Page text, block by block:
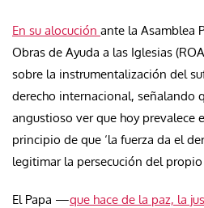
En su alocución ante la Asamblea
Obras de Ayuda a las Iglesias
sobre la instrumentalización del
derecho internacional, señalando
angustioso ver que hoy prevalece
principio de que ‘la fuerza da el
legitimar la persecución del propio
El Papa —que hace de la paz, la